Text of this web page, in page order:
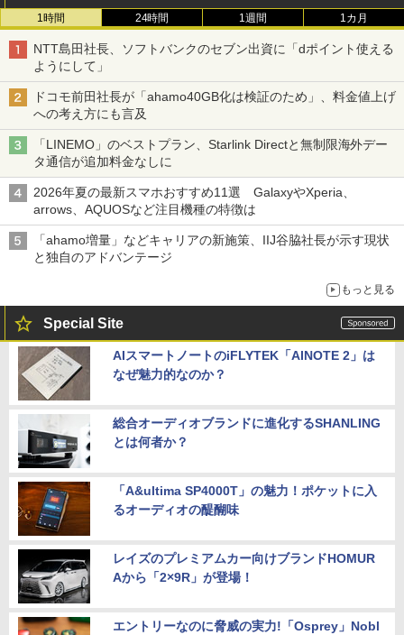
1時間 24時間 1週間 1カ月
NTT島田社長、ソフトバンクのセブン出資に「dポイント使える
ようにして」
ドコモ前田社長が「ahamo40GB化は検証のため」、料金値上げ
への考え方にも言及
「LINEMO」のベストプラン、Starlink Directと無制限海外デー
タ通信が追加料金なしに
2026年夏の最新スマホおすすめ11選 GalaxyやXperia、
arrows、AQUOSなど注目機種の特徴は
「ahamo増量」などキャリアの新施策、IIJ谷脇社長が示す現状
と独自のアドバンテージ
もっと見る
Special Site
AIスマートノートのiFLYTEK「AINOTE 2」は
なぜ魅力的なのか？
総合オーディオブランドに進化するSHANLING
とは何者か？
「A&ultima SP4000T」の魅力！ポケットに入
るオーディオの醍醐味
レイズのプレミアムカー向けブランドHOMUR
Aから「2×9R」が登場！
エントリーなのに脅威の実力!「Osprey」Nobl